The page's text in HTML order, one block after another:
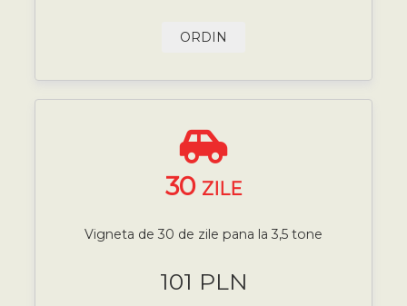
ORDIN
30 ZILE
Vigneta de 30 de zile pana la 3,5 tone
101 PLN